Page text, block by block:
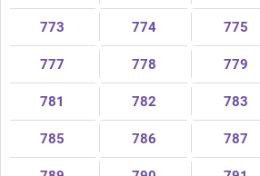
773 774 775
777 778 779
781 782 783
785 786 787